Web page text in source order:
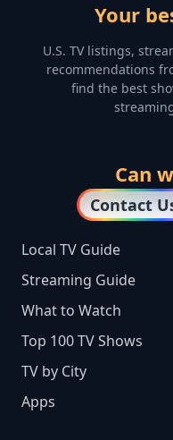
Your
U.S. TV listings,
recommendations
find the best
Can
Contact
Local TV Guide
Streaming Guide
What to Watch
Top 100 TV Shows
TV by City
Apps